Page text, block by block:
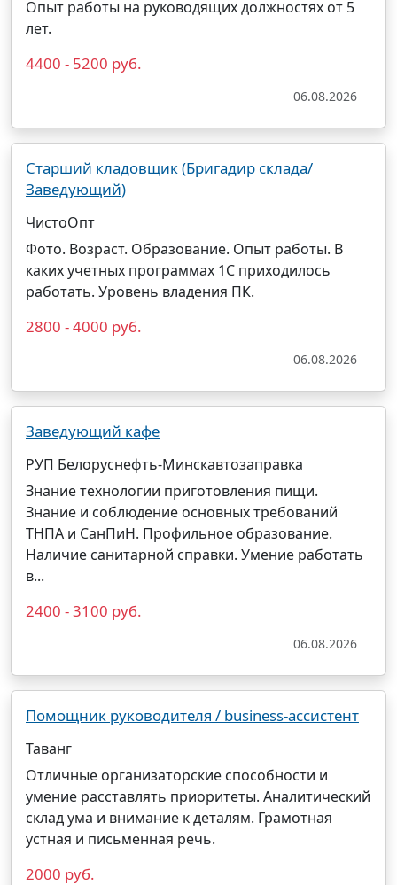
Опыт работы на руководящих должностях от 5
лет.
4400 - 5200 руб.
06.08.2026
Старший кладовщик (Бригадир склада/
Заведующий)
ЧистоОпт
Фото. Возраст. Образование. Опыт работы. В
каких учетных программах 1С приходилось
работать. Уровень владения ПК.
2800 - 4000 руб.
06.08.2026
Заведующий кафе
РУП Белоруснефть-Минскавтозаправка
Знание технологии приготовления пищи.
Знание и соблюдение основных требований
ТНПА и СанПиН. Профильное образование.
Наличие санитарной справки. Умение работать
в...
2400 - 3100 руб.
06.08.2026
Помощник руководителя / business-ассистент
Таванг
Отличные организаторские способности и
умение расставлять приоритеты. Аналитический
склад ума и внимание к деталям. Грамотная
устная и письменная речь.
2000 руб.